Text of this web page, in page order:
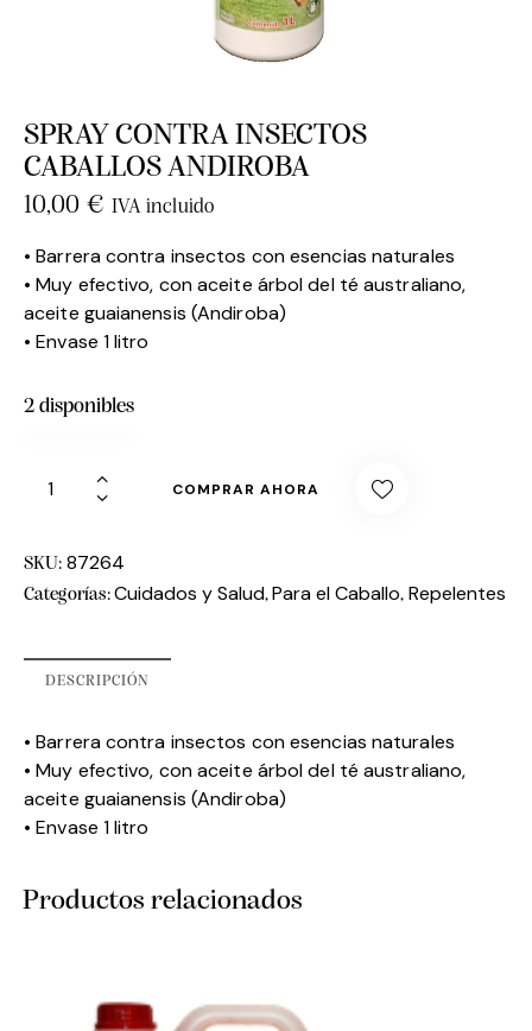
SPRAY CONTRA INSECTOS
CABALLOS ANDIROBA
10,00 € IVA incluido
• Barrera contra insectos con esencias naturales
• Muy efectivo, con aceite árbol del té australiano,
aceite guaianensis (Andiroba)
• Envase 1 litro
2 disponibles
COMPRAR AHORA
SKU: 87264
Categorías:Cuidados y Salud,Para el Caballo, Repelentes
DESCRIPCIÓN
• Barrera contra insectos con esencias naturales
• Muy efectivo, con aceite árbol del té australiano,
aceite guaianensis (Andiroba)
• Envase 1 litro
Productos relacionados